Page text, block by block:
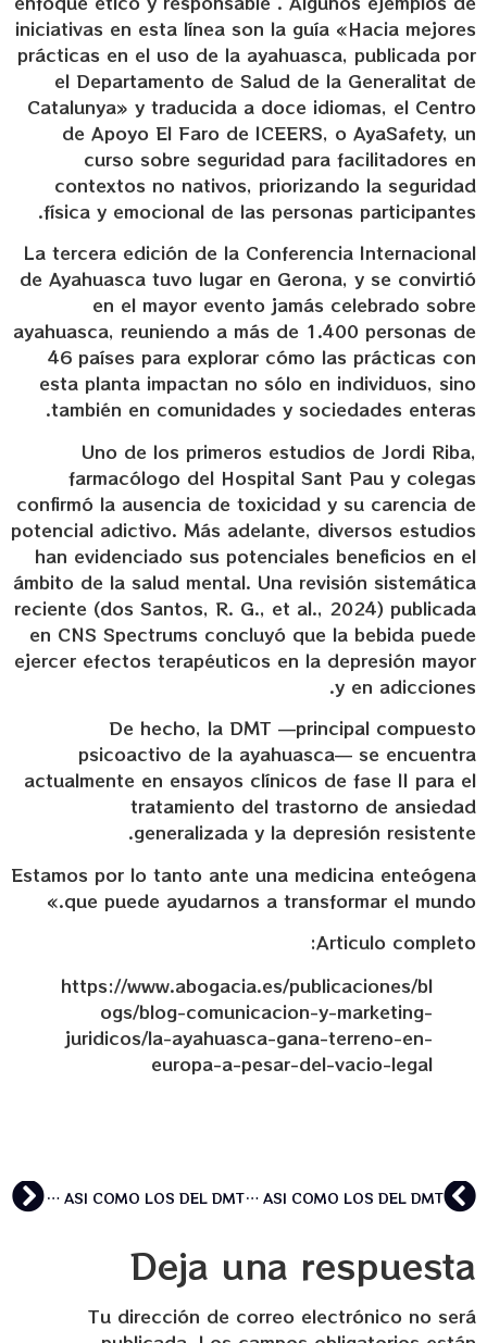
iniciativas en esta línea son la guía «Hacia mejores
prácticas en el uso de la ayahuasca, publicada por
el Departamento de Salud de la Generalitat de
Catalunya» y traducida a doce idiomas, el Centro
de Apoyo El Faro de ICEERS, o AyaSafety, un
curso sobre seguridad para facilitadores en
contextos no nativos, priorizando la seguridad
física y emocional de las personas participantes.
La tercera edición de la Conferencia Internacional
de Ayahuasca tuvo lugar en Gerona, y se convirtió
en el mayor evento jamás celebrado sobre
ayahuasca, reuniendo a más de 1.400 personas de
46 países para explorar cómo las prácticas con
esta planta impactan no sólo en individuos, sino
también en comunidades y sociedades enteras.
Uno de los primeros estudios de Jordi Riba,
farmacólogo del Hospital Sant Pau y colegas
confirmó la ausencia de toxicidad y su carencia de
potencial adictivo. Más adelante, diversos estudios
han evidenciado sus potenciales beneficios en el
ámbito de la salud mental. Una revisión sistemática
reciente (dos Santos, R. G., et al., 2024) publicada
en CNS Spectrums concluyó que la bebida puede
ejercer efectos terapéuticos en la depresión mayor
y en adicciones.
De hecho, la DMT —principal compuesto
psicoactivo de la ayahuasca— se encuentra
actualmente en ensayos clínicos de fase II para el
tratamiento del trastorno de ansiedad
generalizada y la depresión resistente.
Estamos por lo tanto ante una medicina enteógena
que puede ayudarnos a transformar el mundo.»
Articulo completo:
https://www.abogacia.es/publicaciones/bl
ogs/blog-comunicacion-y-marketing-
juridicos/la-ayahuasca-gana-terreno-en-
europa-a-pesar-del-vacio-legal
EL CONSEJO GENERAL DE ABOGACÍA DE ESPAÑA HA PUBLICADO UN ARTÍCULO SOBRE LA LEGALIDAD DE LA AYAHUASCA Y SUS BENEFICIOS TERAPÉUTICOS ASI COMO LOS DEL DMT
EL CONSEJO GENERAL DE ABOGACÍA DE ESPAÑA HA PUBLICADO UN ARTÍCULO SOBRE LA LEGALIDAD DE LA AYAHUASCA Y SUS BENEFICIOS TERAPÉUTICOS ASI COMO LOS DEL DMT
Deja una respuesta
Tu dirección de correo electrónico no será